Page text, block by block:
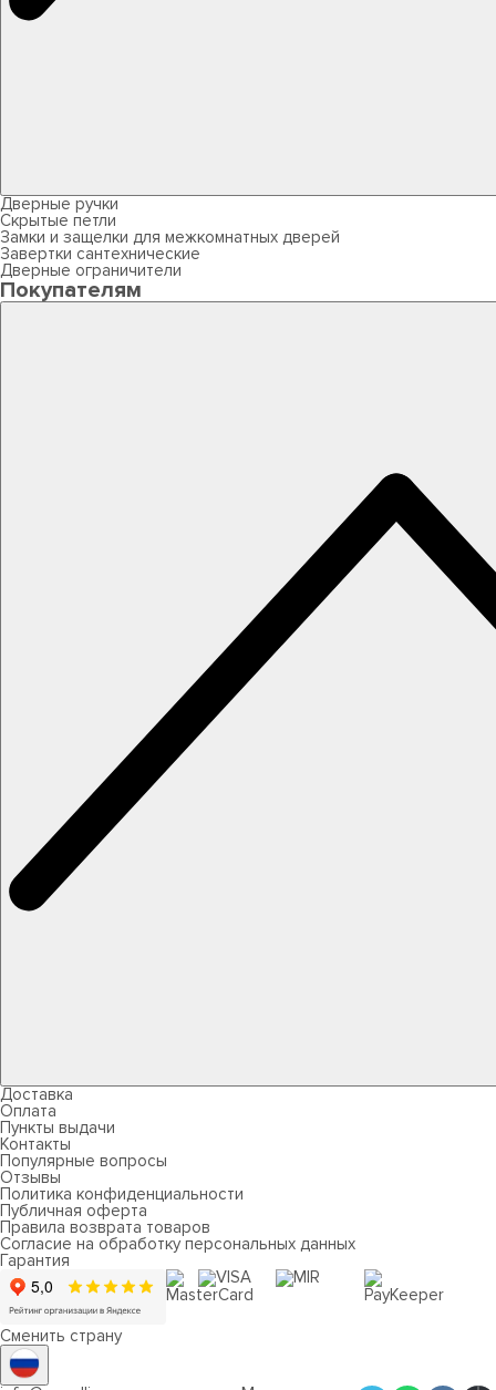
Дверные ручки
Скрытые петли
Замки и защелки для межкомнатных дверей
Завертки сантехнические
Дверные ограничители
Покупателям
Доставка
Оплата
Пункты выдачи
Контакты
Популярные вопросы
Отзывы
Политика конфиденциальности
Публичная оферта
Правила возврата товаров
Согласие на обработку персональных данных
Гарантия
Сменить страну